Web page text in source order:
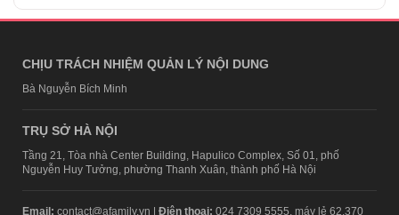
CHỊU TRÁCH NHIỆM QUẢN LÝ NỘI DUNG
Bà Nguyễn Bích Minh
TRỤ SỞ HÀ NỘI
Tầng 21, Tòa nhà Center Building, Hapulico Complex, Số 01, phố
Nguyễn Huy Tưởng, phường Thanh Xuân, thành phố Hà Nội
Email: contact@afamily.vn | Điện thoại: 024 7309 5555, máy lẻ 62.370